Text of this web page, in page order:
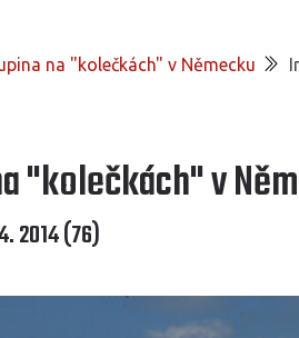
na "kolečkách" v Německu
"kolečkách" v
2014 (76)